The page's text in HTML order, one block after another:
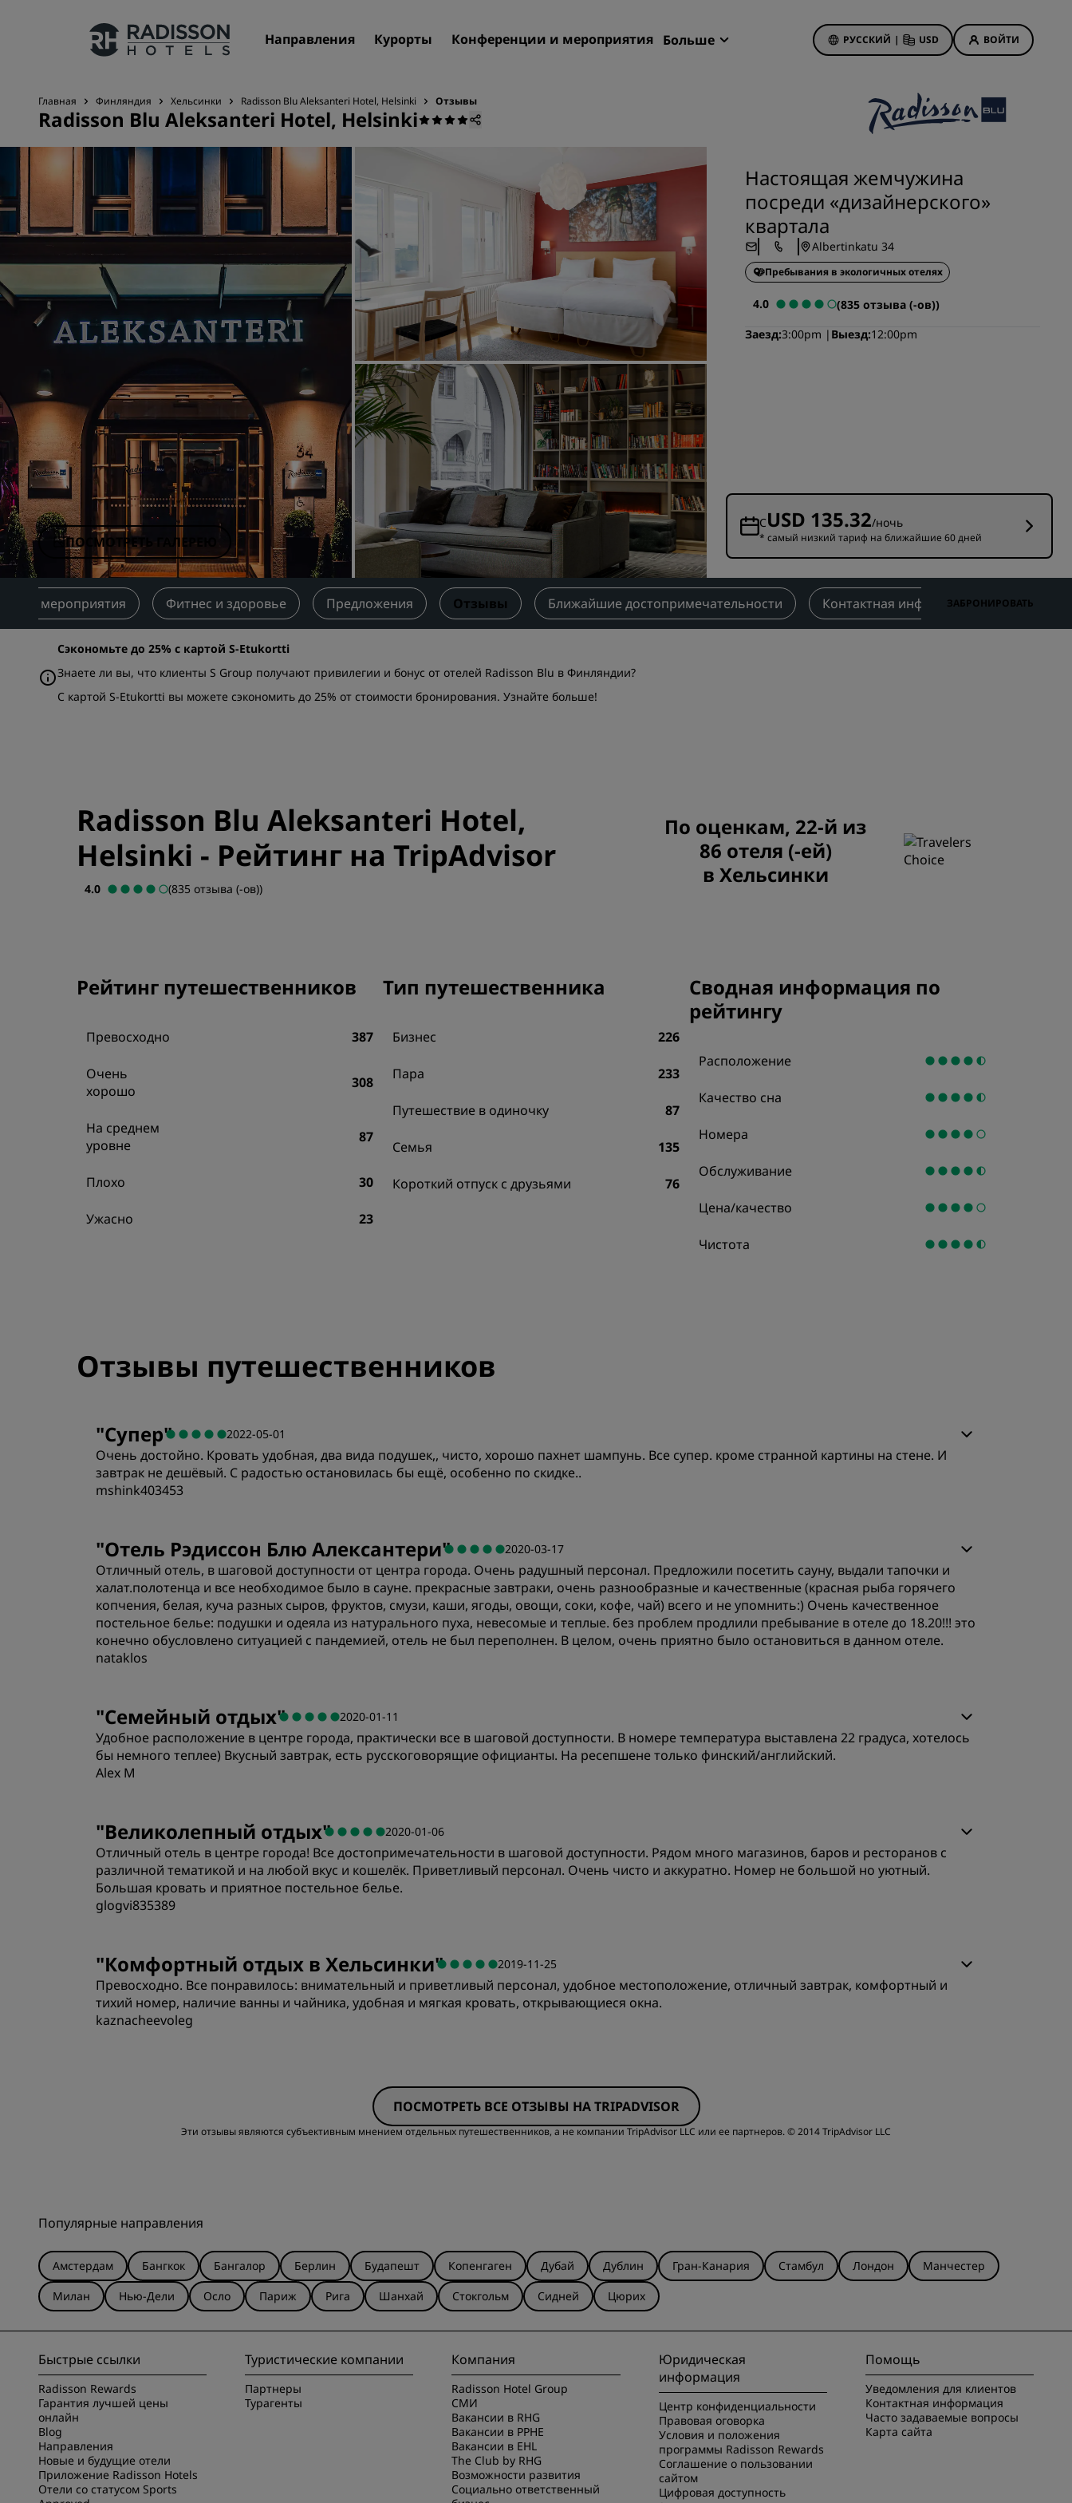
Направления Курорты Конференции и мероприятия Больше РУССКИЙ | USD ВОЙТИ
Наши бренды
Бренды Radisson Hotels
Аффилированные бренды в Китае
Курорты
Апартаменты с обслуживанием
Отели при аэропорте
Новые и будущие отели
Конференции и мероприятия
Откройте для себя Radisson
Meetings
Забронировать помещение для
мероприятия
Запросить ценовое
предложение
Направления для проведения
мероприятий
Отраслевые решения
Найти рейсы
Найти рейсы
Питание
Цифровые услуги
Акции отелей
предложения
Выигрыш с первого раза
Бронируйте заранее
Ознакомьтесь с нашими
Идеи для путешествий
команд
Деловой путешественник
Отели в центре города
Radisson Rewards
Главная Финляндия Хельсинки Radisson Blu Aleksanteri Hotel, Helsinki Отзывы
Radisson Blu Aleksanteri Hotel, Helsinki
ПОСМОТРЕТЬ ГАЛЕРЕЮ
Настоящая жемчужина
посреди «дизайнерского»
квартала
Albertinkatu 34
Пребывания в экологичных отелях
4.0
(835 отзыва (-ов))
Заезд 3:00pm Выезд 12:00pm
СUSD 135.32/ночь
* самый низкий тариф на ближайшие 60 дней
и мероприятия Фитнес и здоровье Предложения Отзывы Ближайшие достопримечательности Контактная информацияЗАБРОНИРОВАТЬ
Сэкономьте до 25% с картой S-Etukortti
Знаете ли вы, что клиенты S Group получают привилегии и бонус от отелей Radisson Blu в Финляндии?
С картой S-Etukortti вы можете сэкономить до 25% от стоимости бронирования. Узнайте больше!
Radisson Blu Aleksanteri Hotel,
Helsinki - Рейтинг на TripAdvisor
4.0 (835 отзыва (-ов))
По оценкам, 22-й из
86 отеля (-ей)
в Хельсинки
Рейтинг путешественников
Превосходно 387
Очень
хорошо
308
На среднем
уровне
87
Плохо 30
Ужасно 23
Тип путешественника
Бизнес 226
Пара 233
Путешествие в одиночку 87
Семья 135
Короткий отпуск с друзьями 76
Сводная информация по
рейтингу
Расположение
Качество сна
Номера
Обслуживание
Цена/качество
Чистота
Отзывы путешественников
"Супер" 2022-05-01
Очень достойно. Кровать удобная, два вида подушек,, чисто, хорошо пахнет шампунь. Все супер. кроме странной картины на стене. И
завтрак не дешёвый. С радостью остановилась бы ещё, особенно по скидке..
mshink403453
Расположение Чистота Обслуживание
"Отель Рэдиссон Блю Алексантери" 2020-03-17
Отличный отель, в шаговой доступности от центра города. Очень радушный персонал. Предложили посетить сауну, выдали тапочки и
халат.полотенца и все необходимое было в сауне. прекрасные завтраки, очень разнообразные и качественные (красная рыба горячего
копчения, белая, куча разных сыров, фруктов, смузи, каши, ягоды, овощи, соки, кофе, чай) всего и не упомнить:) Очень качественное
постельное белье: подушки и одеяла из натурального пуха, невесомые и теплые. без проблем продлили пребывание в отеле до 18.20!!! это
конечно обусловлено ситуацией с пандемией, отель не был переполнен. В целом, очень приятно было остановиться в данном отеле.
nataklos
Расположение Чистота Обслуживание
"Семейный отдых" 2020-01-11
Удобное расположение в центре города, практически все в шаговой доступности. В номере температура выставлена 22 градуса, хотелось
бы немного теплее) Вкусный завтрак, есть русскоговорящие официанты. На ресепшене только финский/английский.
Alex M
Расположение Чистота Обслуживание
"Великолепный отдых" 2020-01-06
Отличный отель в центре города! Все достопримечательности в шаговой доступности. Рядом много магазинов, баров и ресторанов с
различной тематикой и на любой вкус и кошелёк. Приветливый персонал. Очень чисто и аккуратно. Номер не большой но уютный.
Большая кровать и приятное постельное белье.
glogvi835389
Расположение Чистота
"Комфортный отдых в Хельсинки" 2019-11-25
Превосходно. Все понравилось: внимательный и приветливый персонал, удобное местоположение, отличный завтрак, комфортный и
тихий номер, наличие ванны и чайника, удобная и мягкая кровать, открывающиеся окна.
kaznacheevoleg
Чистота
ПОСМОТРЕТЬ ВСЕ ОТЗЫВЫ НА TRIPADVISOR
Эти отзывы являются субъективным мнением отдельных путешественников, а не компании TripAdvisor LLC или ее партнеров.© 2014 TripAdvisor LLC
Популярные направления
Амстердам Бангкок Бангалор Берлин Будапешт Копенгаген Дубай Дублин Гран-Канария Стамбул Лондон
Манчестер
Милан
Нью-Дели Осло Париж Рига Шанхай Стокгольм Сидней Цюрих
Быстрые ссылки
Radisson Rewards
Гарантия лучшей цены
онлайн
Blog
Направления
Новые и будущие отели
Приложение Radisson Hotels
Отели со статусом Sports
Туристические компании
Партнеры
Турагенты
Компания
Radisson Hotel Group
СМИ
Вакансии в RHG
Вакансии в PPHE
Вакансии в EHL
The Club by RHG
Возможности развития
Социально ответственный
Юридическая
информация
Центр конфиденциальности
Правовая оговорка
Условия и положения
программы Radisson Rewards
Соглашение о пользовании
сайтом
Цифровая доступность
Помощь
Уведомления для клиентов
Контактная информация
Часто задаваемые вопросы
Карта сайта